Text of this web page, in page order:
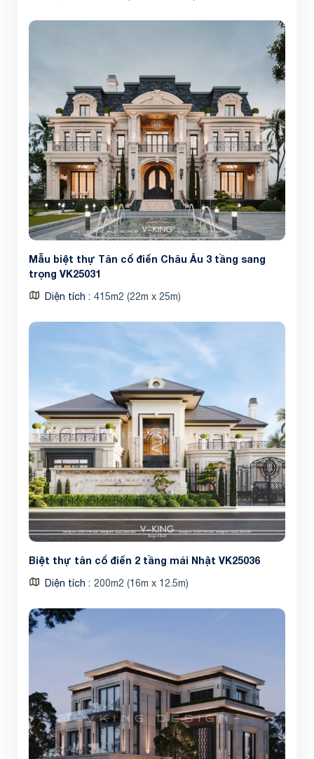
Mẫu biệt thự Tân cổ điển Châu Âu 3 tầng sang
trọng VK25031
Diện tích 415m2 (22m x 25m)
Biệt thự tân cổ điển 2 tầng mái Nhật VK25036
Diện tích 200m2 (16m x 12.5m)